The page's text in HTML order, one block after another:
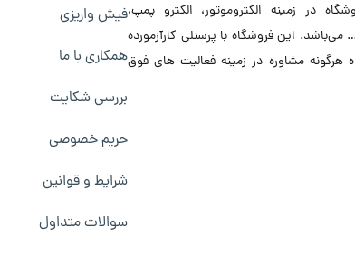
در زمینه الکتروموتور، الکترو پمپ،
می‌باشد. این فروشگاه با پرسنلی کارآزمورده
مشاوره در زمینه فعالیت های فوق
فیش واریزی
همکاری با ما
بررسی شکایت
حریم خصوصی
شرایط و قوانین
سوالات متداول